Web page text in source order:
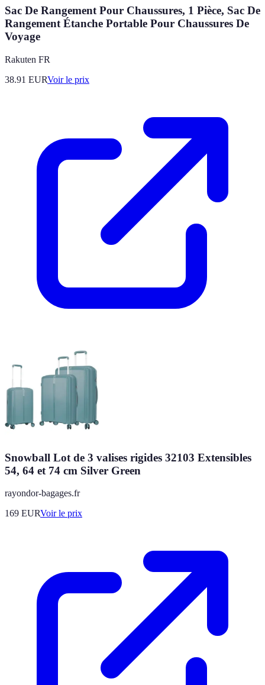
Sac De Rangement Pour Chaussures, 1 Pièce, Sac De
Rangement Étanche Portable Pour Chaussures De
Voyage
Rakuten FR
38.91 EURVoir le prix
Snowball Lot de 3 valises rigides 32103 Extensibles
54, 64 et 74 cm Silver Green
rayondor-bagages.fr
169 EURVoir le prix